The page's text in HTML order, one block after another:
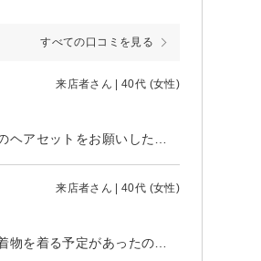
すべての口コミを見る
来店者さん | 40代 (女性)
来店者さん | 40代 (女性)